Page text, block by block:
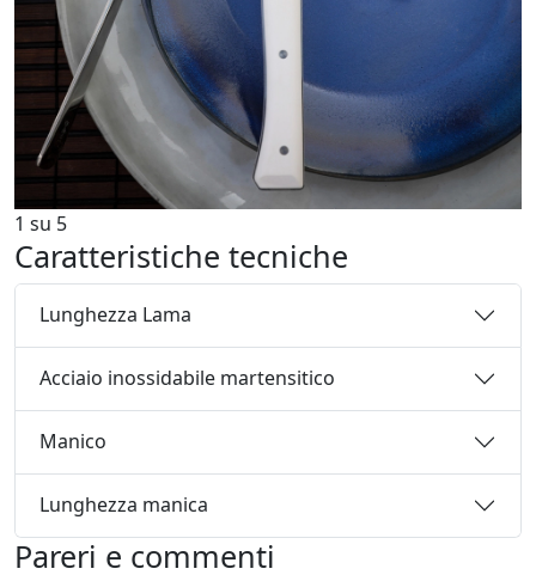
1 su 5
Caratteristiche tecniche
Lunghezza Lama
Acciaio inossidabile martensitico
Manico
Lunghezza manica
Pareri e commenti